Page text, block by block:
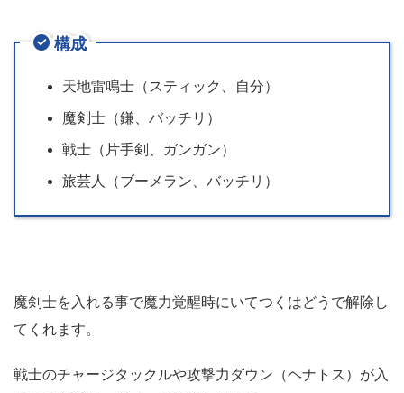
構成
天地雷鳴士（スティック、自分）
魔剣士（鎌、バッチリ）
戦士（片手剣、ガンガン）
旅芸人（ブーメラン、バッチリ）
魔剣士を入れる事で魔力覚醒時にいてつくはどうで解除し
てくれます。
戦士のチャージタックルや攻撃力ダウン（ヘナトス）が入